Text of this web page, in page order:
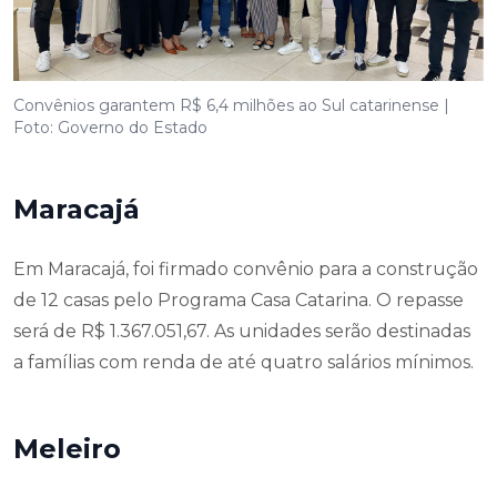
Convênios garantem R$ 6,4 milhões ao Sul catarinense |
Foto: Governo do Estado
Maracajá
Em Maracajá, foi firmado convênio para a construção
de 12 casas pelo Programa Casa Catarina. O repasse
será de R$ 1.367.051,67. As unidades serão destinadas
a famílias com renda de até quatro salários mínimos.
Meleiro